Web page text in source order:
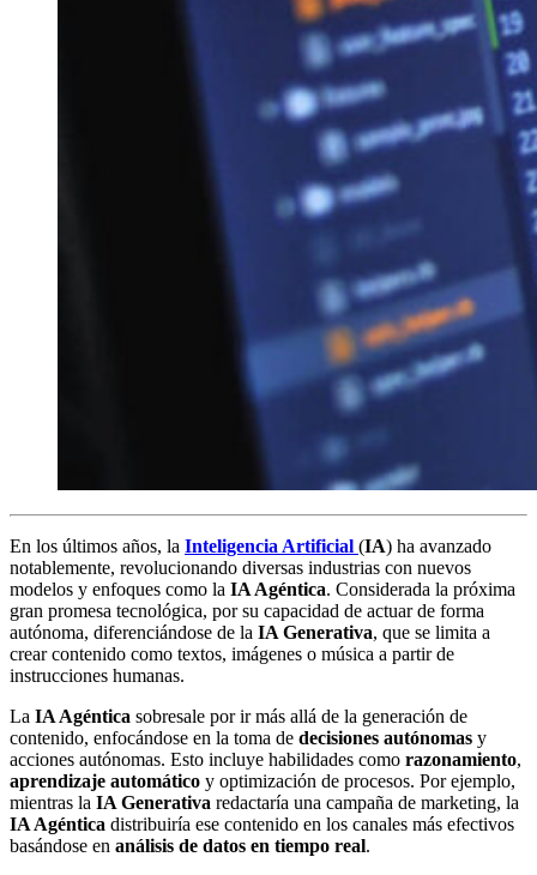
En los últimos años, la Inteligencia Artificial (IA) ha avanzado
notablemente, revolucionando diversas industrias con nuevos
modelos y enfoques como la IA Agéntica. Considerada la próxima
gran promesa tecnológica, por su capacidad de actuar de forma
autónoma, diferenciándose de la IA Generativa, que se limita a
crear contenido como textos, imágenes o música a partir de
instrucciones humanas.
La IA Agéntica sobresale por ir más allá de la generación de
contenido, enfocándose en la toma de decisiones autónomas y
acciones autónomas. Esto incluye habilidades como razonamiento,
aprendizaje automático y optimización de procesos. Por ejemplo,
mientras la IA Generativa redactaría una campaña de marketing, la
IA Agéntica distribuiría ese contenido en los canales más efectivos
basándose en análisis de datos en tiempo real.